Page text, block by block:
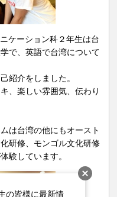
ケーション科２年生は台
で、英語で台湾について
紹介をしました。
、楽しい雰囲気、伝わり
は台湾の他にもオースト
研修、モンゴル文化研修
験しています。
の皆様に最新情